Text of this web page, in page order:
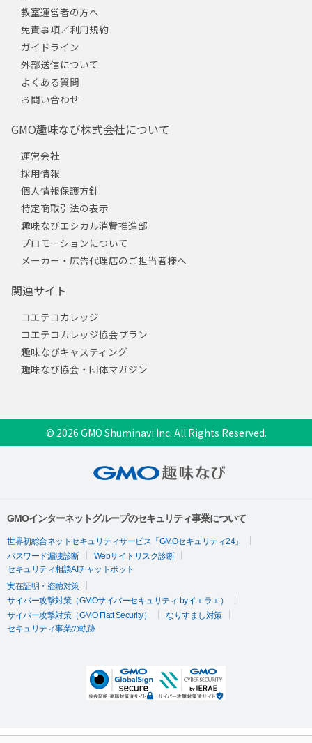
教室運営者の方へ
免責事項／利用規約
ガイドライン
外部送信について
よくある質問
お問い合わせ
GMO趣味なび株式会社について
運営会社
採用情報
個人情報保護方針
特定商取引法の表示
趣味なびエシカル消費推進部
プロモーションについて
メーカー・広告代理店のご担当者様へ
関連サイト
コエテコカレッジ
コエテコカレッジ協会プラン
趣味なびキャスティング
趣味なび協会・団体マガジン
© 2026 GMO Shuminavi Inc. All Rights Reserved.